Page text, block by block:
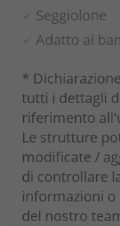
Seggiolone
Adatto ai
*
tutti i dettagli
riferimento
Le strutture
modificate /
di controllare
informazioni
del nostro